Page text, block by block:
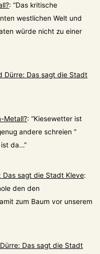
: “Das kritische
westlichen Welt und
würde nicht zu einer
Dürre: Das sagt die Stadt
Metall?: “Kiesewetter ist
andere schreien “
ist da…”
Das sagt die Stadt Kleve:
den den
zum Baum vor unserem
Das sagt die Stadt